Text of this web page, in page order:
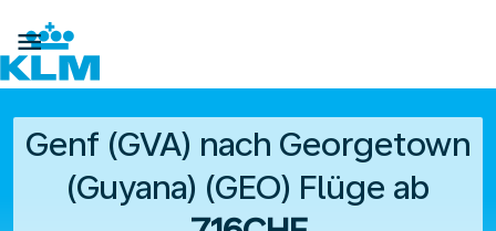

Genf (GVA) nach Georgetown
(Guyana) (GEO) Flüge ab